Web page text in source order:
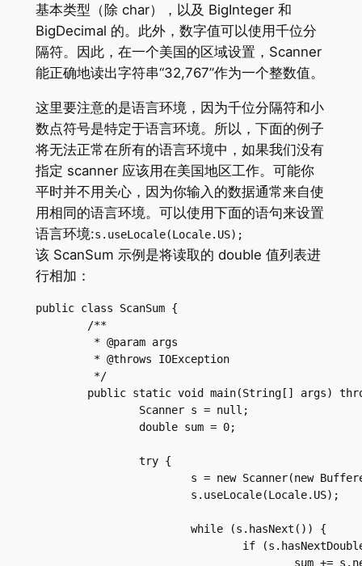
基本类型（除 char），以及 BigInteger 和
BigDecimal 的。此外，数字值可以使用千位分
隔符。因此，在一个美国的区域设置，Scanner
能正确地读出字符串“32,767”作为一个整数值。
这里要注意的是语言环境，因为千位分隔符和小
数点符号是特定于语言环境。所以，下面的例子
将无法正常在所有的语言环境中，如果我们没有
指定 scanner 应该用在美国地区工作。可能你
平时并不用关心，因为你输入的数据通常来自使
用相同的语言环境。可以使用下面的语句来设置
语言环境:s.useLocale(Locale.US);
该 ScanSum 示例是将读取的 double 值列表进
行相加：
public class ScanSum {